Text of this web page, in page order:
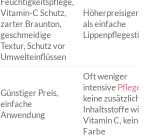
Vitamin-C Schutz,
zarter Braunton,
geschmeidige
Textur, Schutz vor
Umwelteinflüssen
Höherpreisiger
als einfache
Günstiger Preis,
einfache
Anwendung
Oft weniger
intensivePflege
keine
Inhaltsstoffe wie
Vitamin C, keine
Farbe